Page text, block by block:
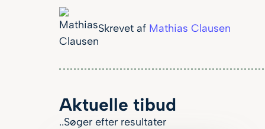
Skrevet af Mathias Clausen
Aktuelle tibud
..Søger efter resultater